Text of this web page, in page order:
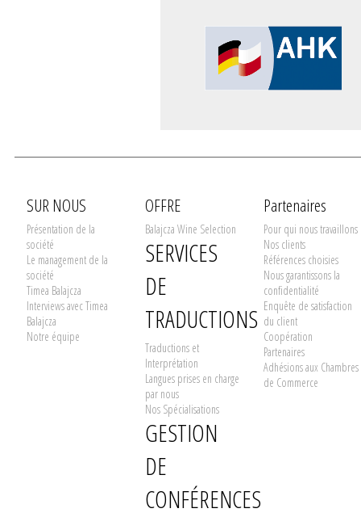
SUR NOUS
Présentation de la
société
Le management de la
société
Timea Balajcza
Interviews avec Timea
Balajcza
Notre équipe
OFFRE
Balajcza Wine Selection
SERVICES
DE
TRADUCTIONS
Traductions et
Interprétation
Langues prises en charge
par nous
Nos Spécialisations
GESTION
DE
CONFÉRENCES
Partenaires
Pour qui nous travaillons
Nos clients
Références choisies
Nous garantissons la
confidentialité
Enquête de satisfaction
du client
Coopération
Partenaires
Adhésions aux Chambres
de Commerce